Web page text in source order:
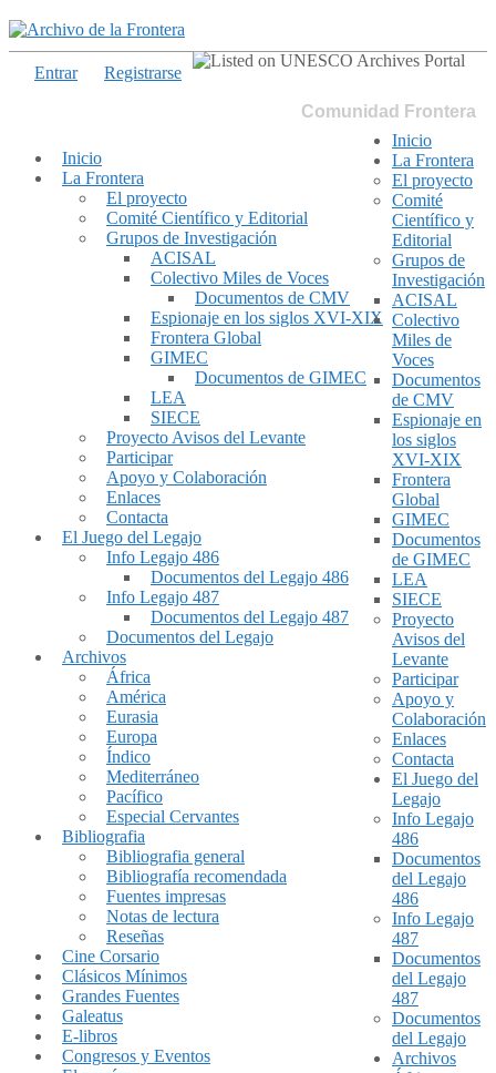
Comunidad Frontera
Inicio
La Frontera
El proyecto
Comité Científico y Editorial
Grupos de Investigación
ACISAL
Colectivo Miles de Voces
Documentos de CMV
Espionaje en los siglos XVI-XIX
Frontera Global
GIMEC
Documentos de GIMEC
LEA
SIECE
Proyecto Avisos del Levante
Participar
Apoyo y Colaboración
Enlaces
Contacta
El Juego del Legajo
Info Legajo 486
Documentos del Legajo 486
Info Legajo 487
Documentos del Legajo 487
Documentos del Legajo
Archivos
África
América
Eurasia
Europa
Índico
Mediterráneo
Pacífico
Especial Cervantes
Bibliografia
Bibliografia general
Bibliografía recomendada
Fuentes impresas
Notas de lectura
Reseñas
Cine Corsario
Clásicos Mínimos
Grandes Fuentes
Galeatus
E-libros
Congresos y Eventos
Entrar Registrarse
Inicio
La Frontera
El proyecto
Comité
Científico y
Editorial
Grupos de
Investigación
ACISAL
Colectivo
Miles de
Voces
Documentos
de CMV
Espionaje en
los siglos
XVI-XIX
Frontera
Global
GIMEC
Documentos
de GIMEC
LEA
SIECE
Proyecto
Avisos del
Levante
Participar
Apoyo y
Colaboración
Enlaces
Contacta
El Juego del
Legajo
Info Legajo
486
Documentos
del Legajo
486
Info Legajo
487
Documentos
del Legajo
487
Documentos
del Legajo
Archivos